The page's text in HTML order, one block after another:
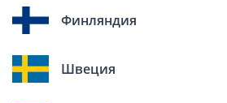
Финляндия
Швеция